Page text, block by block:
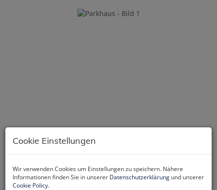
Cookie Einstellungen
Wir verwenden Cookies um Einstellungen zu speichern. Nähere
Informationen finden Sie in unserer Datenschutzerklärung und unserer
Cookie Policy.